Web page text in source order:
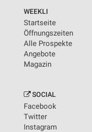
WEEKLI
Startseite
Öffnungszeiten
Alle Prospekte
Angebote
Magazin
SOCIAL
Facebook
Twitter
Instagram